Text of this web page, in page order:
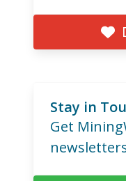
Stay in
Get